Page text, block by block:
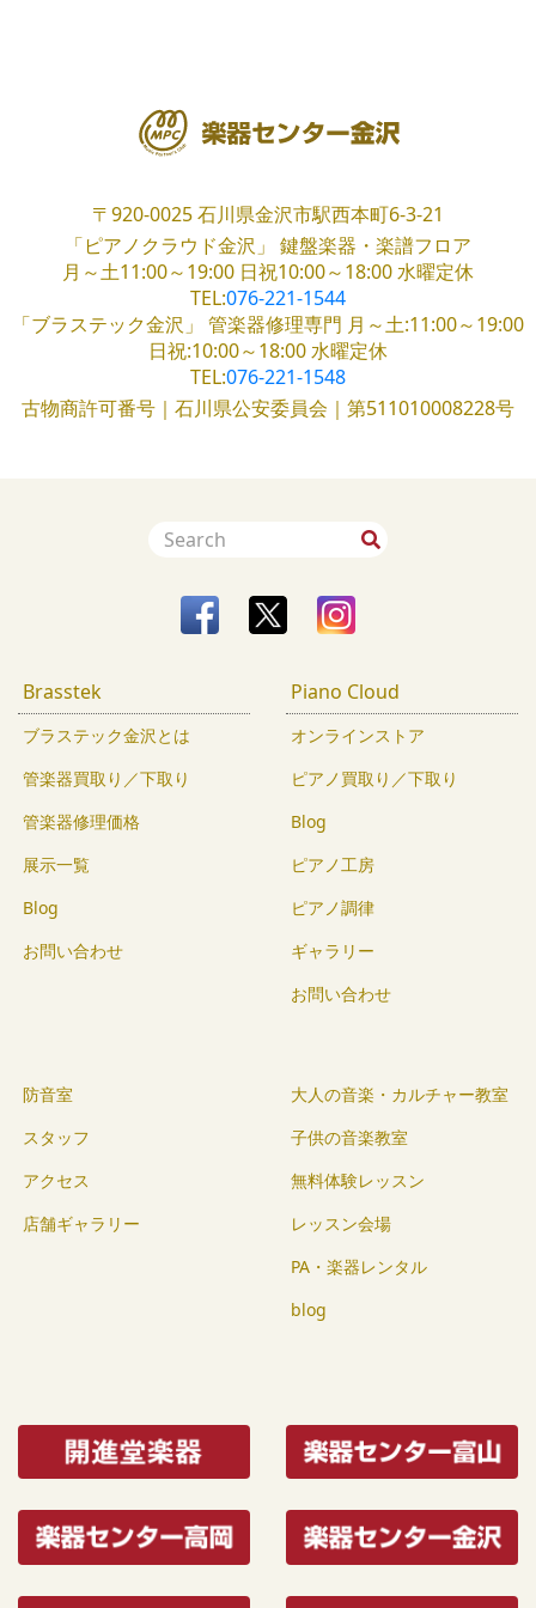
〒920-0025石川県金沢市駅西本町6-3-21
「ピアノクラウド金沢」 鍵盤楽器・楽譜フロア
月～土11:00～19:00 日祝10:00～18:00水曜定休
TEL:076-221-1544
「ブラステック金沢」 管楽器修理専門 月～土:11:00～19:00
日祝:10:00～18:00水曜定休
TEL:076-221-1548
古物商許可番号｜石川県公安委員会｜第511010008228号
Brasstek
ブラステック金沢とは
管楽器買取り／下取り
管楽器修理価格
展示一覧
Blog
お問い合わせ
Piano Cloud
オンラインストア
ピアノ買取り／下取り
Blog
ピアノ工房
ピアノ調律
ギャラリー
お問い合わせ
防音室
スタッフ
アクセス
店舗ギャラリー
大人の音楽・カルチャー教室
子供の音楽教室
無料体験レッスン
レッスン会場
PA・楽器レンタル
blog